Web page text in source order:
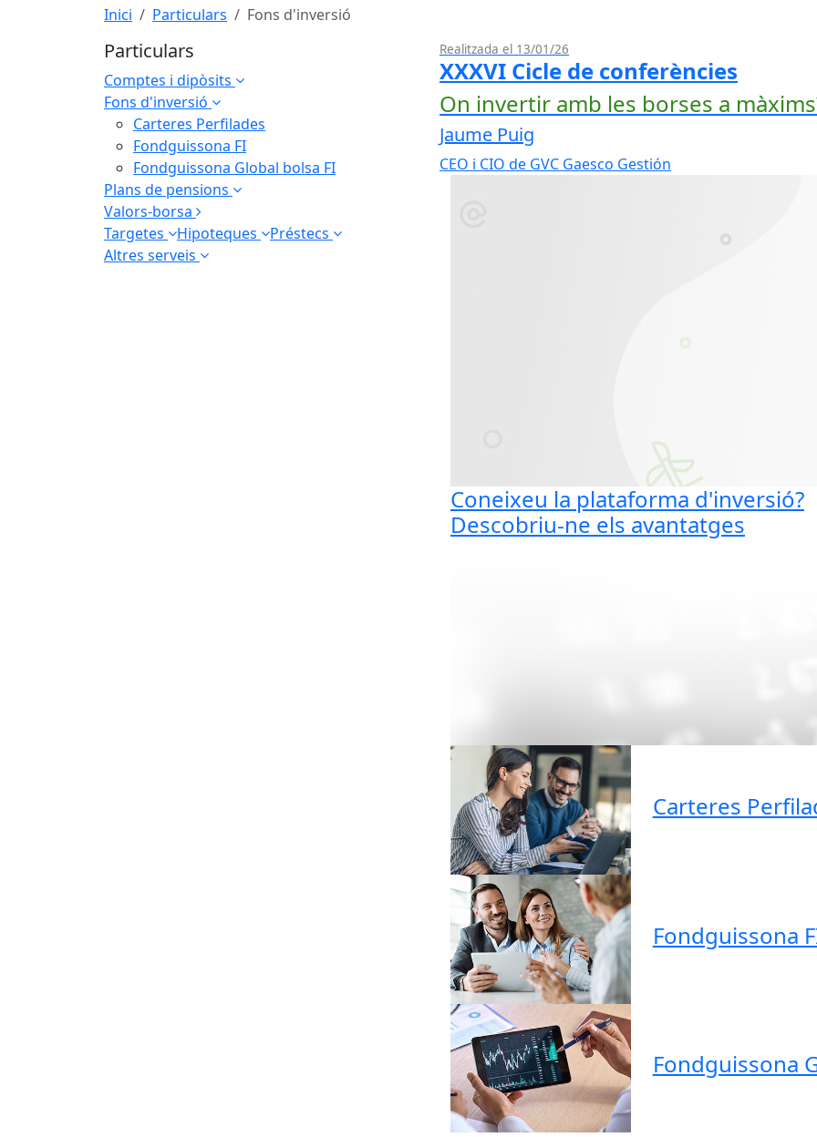
Inici Particulars Fons d'inversió
Particulars
Comptes i dipòsits
Fons d'inversió
Carteres Perfilades
Fondguissona FI
Fondguissona Global bolsa FI
Plans de pensions
Valors-borsa
Targetes
Hipoteques
Préstecs
Altres serveis
Realitzada el 13/01/26
XXXVI Cicle de conferències
On invertir amb les borses a
Jaume Puig
CEO i CIO de GVC Gaesco Gestión
Coneixeu la plataforma d'inversió?
Descobriu-ne els avantatges
Carteres
Fondguissona
Fondguissona